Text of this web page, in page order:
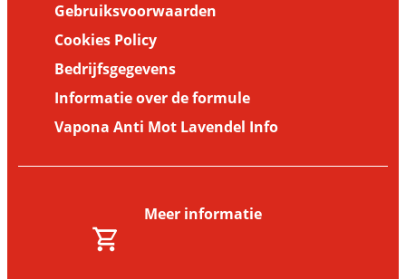
Gebruiksvoorwaarden
Cookies Policy
Bedrijfsgegevens
Informatie over de formule
Vapona Anti Mot Lavendel Info
Meer informatie